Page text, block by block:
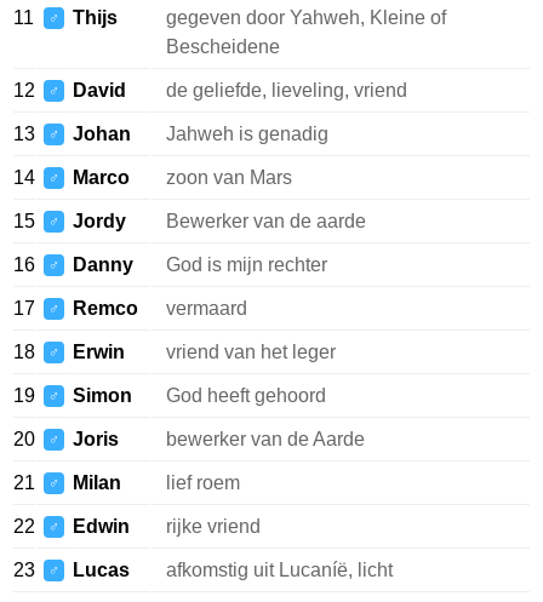
11 ♂ Thijs
gegeven door Yahweh, Kleine of
Bescheidene
12 ♂ David de geliefde, lieveling, vriend
13 ♂ Johan Jahweh is genadig
14 ♂ Marco zoon van Mars
15 ♂ Jordy Bewerker van de aarde
16 ♂ Danny God is mijn rechter
17 ♂ Remco vermaard
18 ♂ Erwin vriend van het leger
19 ♂ Simon God heeft gehoord
20 ♂ Joris bewerker van de Aarde
21 ♂ Milan lief roem
22 ♂ Edwin rijke vriend
23 ♂ Lucas afkomstig uit Lucaníë, licht